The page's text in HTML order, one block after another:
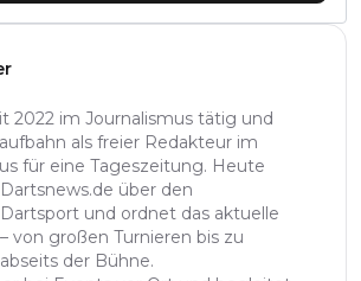
2022 im Journalismus tätig und
als freier Redakteur im
für eine Tageszeitung. Heute
über den
und ordnet das aktuelle
von großen Turnieren bis zu
der Bühne.